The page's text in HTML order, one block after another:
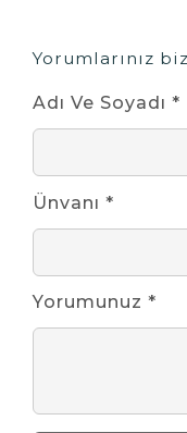
Yorumlarınız
Adı Ve Soyadı *
Ünvanı *
Yorumunuz *